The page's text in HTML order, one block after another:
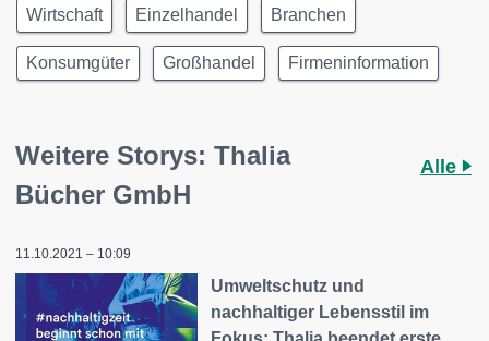
Wirtschaft Einzelhandel Branchen
Konsumgüter Großhandel Firmeninformation
Weitere Storys: Thalia
Bücher GmbH
Alle
11.10.2021 – 10:09
Umweltschutz und
nachhaltiger Lebensstil im